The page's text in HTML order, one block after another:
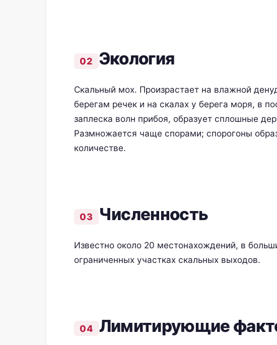
Экология
Скальный мох. Произрастает на влажной
берегам речек и на скалах у берега моря, в
заплеска волн прибоя, образует сплошные
Размножается чаще спорами; спорогоны
количестве.
Численность
Известно около 20 местонахождений, в
ограниченных участках скальных выходов.
Лимитирующие